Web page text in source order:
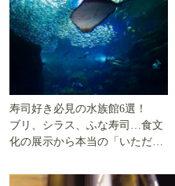
寿司好き必見の水族館6選！
ブリ、シラス、ふな寿司…食文
化の展示から本当の「いただき